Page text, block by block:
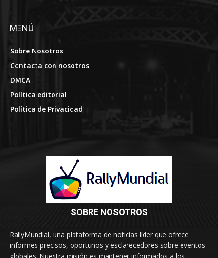
MENÚ
Sobre Nosotros
Contacta con nosotros
DMCA
Política editorial
Política de Privacidad
SOBRE NOSOTROS
RallyMundial, una plataforma de noticias líder que ofrece
informes precisos, oportunos y esclarecedores sobre eventos
globales. Nuestra misión es mantener informados a los